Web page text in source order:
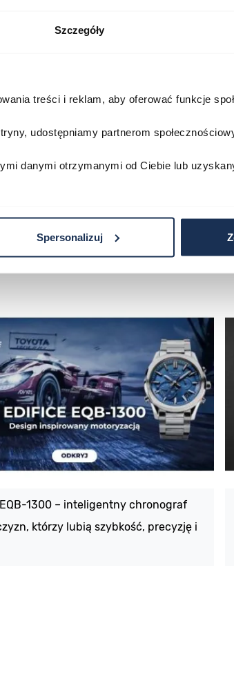
Szczegóły
treści i reklam, aby oferować funkcje
udostępniamy partnerom
danymi otrzymanymi od Ciebie lub
Spersonalizuj
EQB-1300 – inteligentny chronograf
którzy lubią szybkość, precyzję i